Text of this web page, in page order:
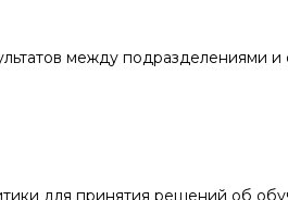
между подразделениями
для принятия решений об